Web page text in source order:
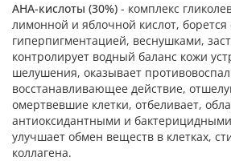
АНА-кислоты (30%) - комплекс
лимонной и яблочной кислот, борется
гиперпигментацией, веснушками,
контролирует водный баланс кожи
шелушения, оказывает
восстанавливающее действие,
омертвевшие клетки, отбеливает,
антиоксидантными и
улучшает обмен веществ в клетках,
коллагена.